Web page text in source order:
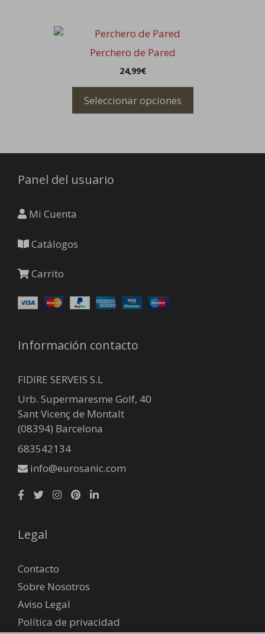
Perchero de Pared
24,99€
Seleccionar opciones
pueden
en
página
producto
Panel del usuario
Mi Cuenta
Catálogos
Carrito
Información contacto
FIDIRE SERVEIS S.L
Urb. Supermaresme Golf, 40
Sant Vicenç de Montalt
(08394) Barcelona
683542134
info@eurosanic.com
Legal
Contacto
Sobre Nosotros
Aviso Legal
Política de privacidad